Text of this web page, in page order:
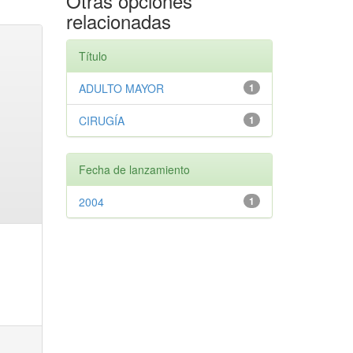
relacionadas
Título
1
ADULTO MAYOR
1
CIRUGÍA
Fecha de lanzamiento
1
2004